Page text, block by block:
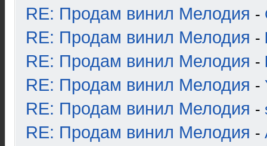
RE: Продам винил Мелодия -
RE: Продам винил Мелодия -
RE: Продам винил Мелодия -
RE: Продам винил Мелодия -
RE: Продам винил Мелодия -
RE: Продам винил Мелодия -